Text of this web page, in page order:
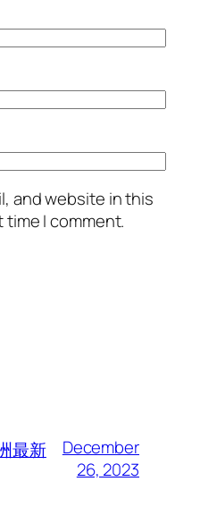
and website in this
I comment.
最新
December
26, 2023